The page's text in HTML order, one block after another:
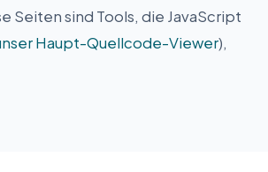
Seiten sind Tools, die JavaScript
Haupt-Quellcode-Viewer),